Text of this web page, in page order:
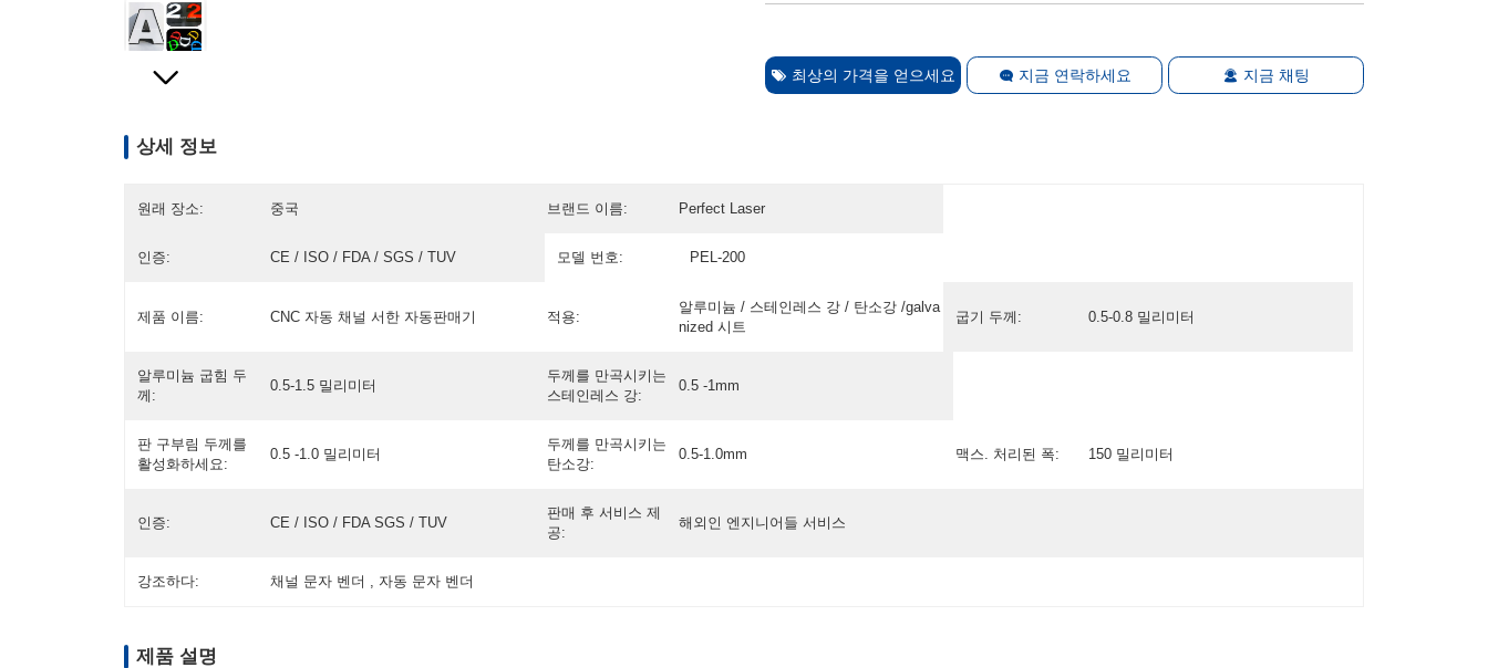
최상의 가격을 얻으세요 지금 연락하세요 지금 채팅
상세 정보
원래 장소: 중국 브랜드 이름: Perfect Laser
인증: CE / ISO / FDA / SGS / TUV 모델 번호: PEL-200
제품 이름: CNC 자동 채널 서한 자동판매기 적용:
알루미늄 / 스테인레스 강 / 탄소강 /galva
nized 시트
굽기 두께: 0.5-0.8 밀리미터
알루미늄 굽힘 두
께:
0.5-1.5 밀리미터
두께를 만곡시키는
스테인레스 강:
0.5 -1mm
판 구부림 두께를
활성화하세요:
0.5 -1.0 밀리미터
두께를 만곡시키는
탄소강:
0.5-1.0mm 맥스. 처리된 폭: 150 밀리미터
인증: CE / ISO / FDA SGS / TUV
판매 후 서비스 제
공:
해외인 엔지니어들 서비스
강조하다: 채널 문자 벤더 , 자동 문자 벤더
제품 설명